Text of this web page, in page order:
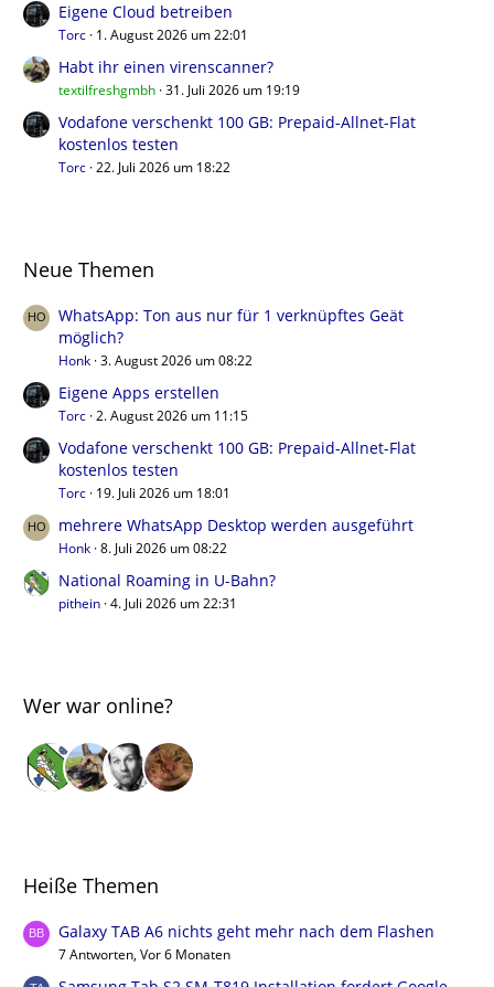
Eigene Cloud betreiben
Torc 1. August 2026 um 22:01
Habt ihr einen virenscanner?
textilfreshgmbh 31. Juli 2026 um 19:19
Vodafone verschenkt 100 GB: Prepaid-Allnet-Flat
kostenlos testen
Torc 22. Juli 2026 um 18:22
Neue Themen
WhatsApp: Ton aus nur für 1 verknüpftes Geät
möglich?
Honk 3. August 2026 um 08:22
Eigene Apps erstellen
Torc 2. August 2026 um 11:15
Vodafone verschenkt 100 GB: Prepaid-Allnet-Flat
kostenlos testen
Torc 19. Juli 2026 um 18:01
mehrere WhatsApp Desktop werden ausgeführt
Honk 8. Juli 2026 um 08:22
National Roaming in U-Bahn?
pithein 4. Juli 2026 um 22:31
Wer war online?
Heiße Themen
Galaxy TAB A6 nichts geht mehr nach dem Flashen
7 Antworten, Vor 6 Monaten